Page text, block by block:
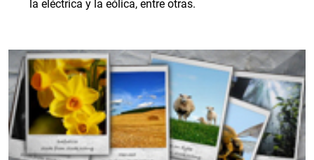
la eléctrica y la eólica, entre otras.